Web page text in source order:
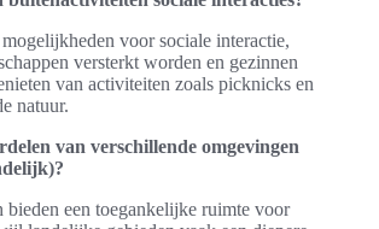
voor sociale interactie,
versterkt worden en gezinnen
van activiteiten zoals picknicks en
natuur.
van verschillende omgevingen
bieden een toegankelijke ruimte voor